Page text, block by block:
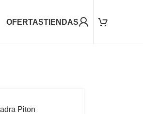
OFERTASTIENDAS
Piton